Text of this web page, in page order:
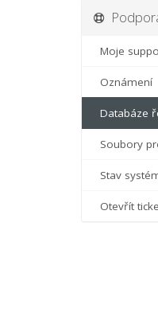
Moje
Oznámení
Databáze
Soubory
Stav
Otevřít